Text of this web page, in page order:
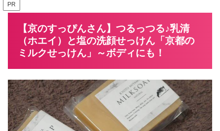
PR
【京のすっぴんさん】つるっつる♪乳清
（ホエイ）と塩の洗顔せっけん「京都の
ミルクせっけん」～ボディにも！